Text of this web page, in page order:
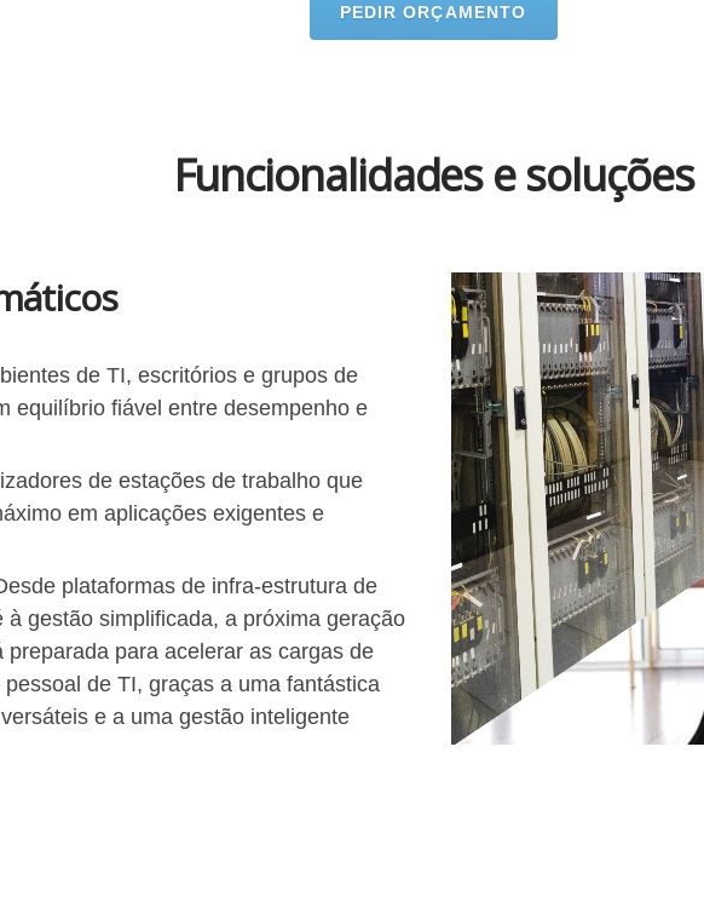
PEDIR ORÇAMENTO
Funcionalidades e soluções
Sistema Wi-Fi/
Obtenha um sistema de
desempenho da
de gestão. Tenha ainda
Controlo individual:
pode gerir vários sites;
Configuração
aplicações;
Firmware:Poupe
remota;
Utilizadores:
específicos;